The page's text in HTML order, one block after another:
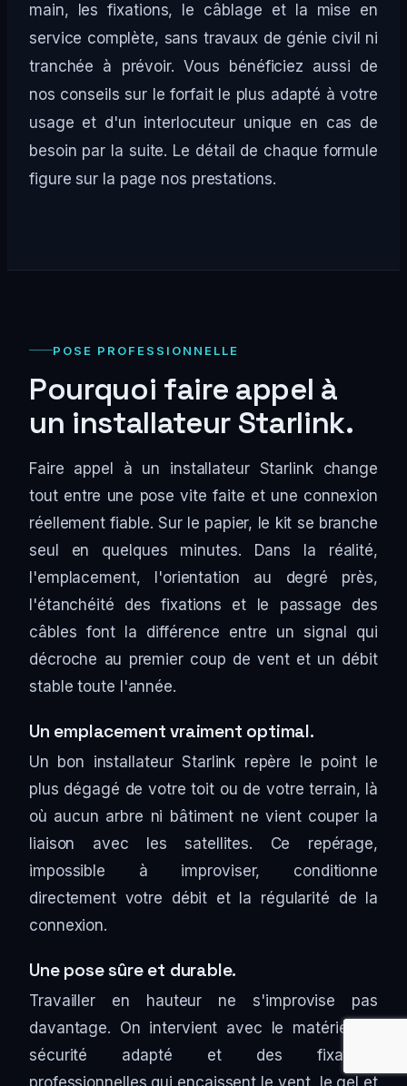
main, les fixations, le câblage et la mise en
service complète, sans travaux de génie civil ni
tranchée à prévoir. Vous bénéficiez aussi de
nos conseils sur le forfait le plus adapté à votre
usage et d'un interlocuteur unique en cas de
besoin par la suite. Le détail de chaque formule
figure sur la page nos prestations.
POSE PROFESSIONNELLE
Pourquoi faire appel à
un installateur Starlink.
Faire appel à un installateur Starlink change
tout entre une pose vite faite et une connexion
réellement fiable. Sur le papier, le kit se branche
seul en quelques minutes. Dans la réalité,
l'emplacement, l'orientation au degré près,
l'étanchéité des fixations et le passage des
câbles font la différence entre un signal qui
décroche au premier coup de vent et un débit
stable toute l'année.
Un emplacement vraiment optimal.
Un bon installateur Starlink repère le point le
plus dégagé de votre toit ou de votre terrain, là
où aucun arbre ni bâtiment ne vient couper la
liaison avec les satellites. Ce repérage,
impossible à improviser, conditionne
directement votre débit et la régularité de la
connexion.
Une pose sûre et durable.
Travailler en hauteur ne s'improvise pas
davantage. On intervient avec le matériel de
sécurité adapté et des fixations
professionnelles qui encaissent le vent, le gel et